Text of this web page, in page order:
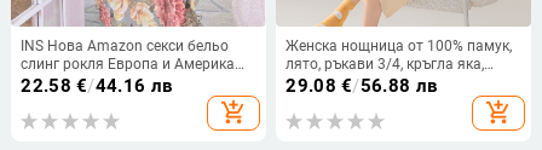
INS Нова Amazon секси бельо
слинг рокля Европа и Америка
външна търговия секси флирт
22.58 €/44.16 лв
add_shopping_cart
Женска нощница от 100% памук,
лято, ръкави 3/4, кръгла яка,
средна дължина
29.08 €/56.88 лв
add_shopping_cart